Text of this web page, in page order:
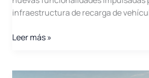
infraestructura de recarga de
Operaciones
Leer más »